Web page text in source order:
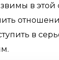
в этой
в